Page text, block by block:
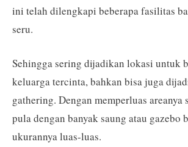
ini telah dilengkapi beberapa fasilitas
seru.
Sehingga sering dijadikan lokasi untuk
keluarga tercinta, bahkan bisa juga
gathering. Dengan memperluas areanya
pula dengan banyak saung atau gazebo
ukurannya luas-luas.